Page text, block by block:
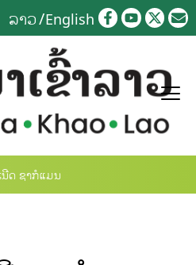
ລາວ English
ນີດ ຊາກໍແມນ